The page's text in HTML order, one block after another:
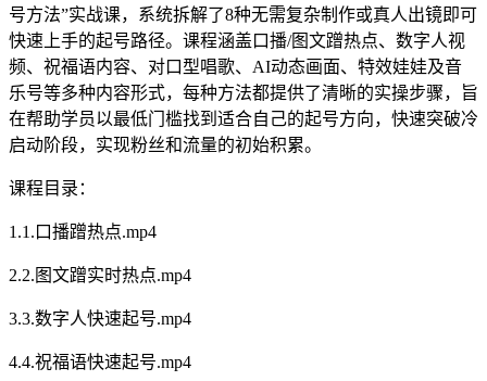
号方法”实战课，系统拆解了8种无需复杂制作或真人出镜即可
快速上手的起号路径。课程涵盖口播/图文蹭热点、数字人视
频、祝福语内容、对口型唱歌、AI动态画面、特效娃娃及音
乐号等多种内容形式，每种方法都提供了清晰的实操步骤，旨
在帮助学员以最低门槛找到适合自己的起号方向，快速突破冷
启动阶段，实现粉丝和流量的初始积累。
课程目录：
1.1.口播蹭热点.mp4
2.2.图文蹭实时热点.mp4
3.3.数字人快速起号.mp4
4.4.祝福语快速起号.mp4